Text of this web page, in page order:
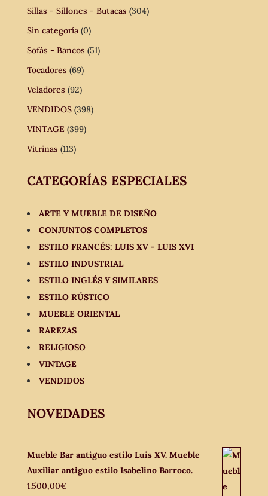
Sillas - Sillones - Butacas (304)
Sin categoría (0)
Sofás - Bancos (51)
Tocadores (69)
Veladores (92)
VENDIDOS (398)
VINTAGE (399)
Vitrinas (113)
CATEGORÍAS ESPECIALES
ARTE Y MUEBLE DE DISEÑO
CONJUNTOS COMPLETOS
ESTILO FRANCÉS: LUIS XV - LUIS XVI
ESTILO INDUSTRIAL
ESTILO INGLÉS Y SIMILARES
ESTILO RÚSTICO
MUEBLE ORIENTAL
RAREZAS
RELIGIOSO
VINTAGE
VENDIDOS
NOVEDADES
Mueble Bar antiguo estilo Luis XV. Mueble
Auxiliar antiguo estilo Isabelino Barroco.
1.500,00€